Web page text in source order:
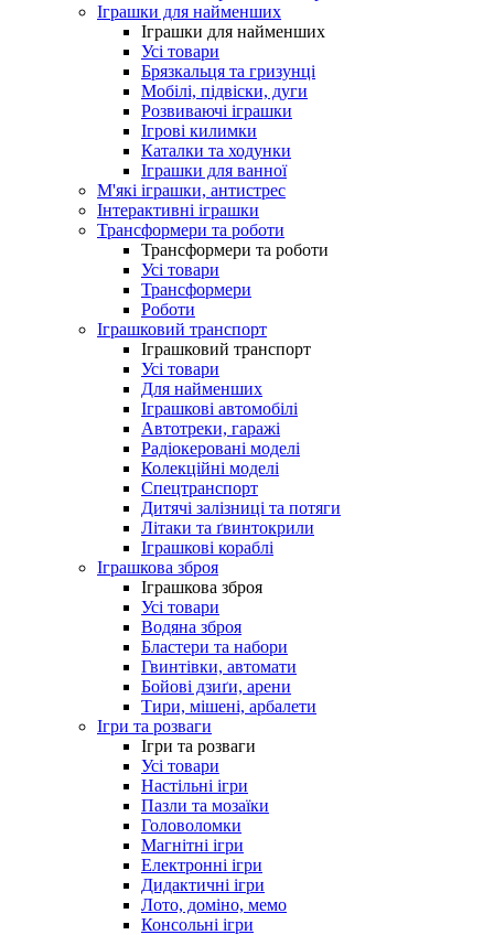
Іграшки для найменших
Іграшки для найменших
Усі товари
Брязкальця та гризунці
Мобілі, підвіски, дуги
Розвиваючі іграшки
Ігрові килимки
Каталки та ходунки
Іграшки для ванної
М'які іграшки, антистрес
Інтерактивні іграшки
Трансформери та роботи
Трансформери та роботи
Усі товари
Трансформери
Роботи
Іграшковий транспорт
Іграшковий транспорт
Усі товари
Для найменших
Іграшкові автомобілі
Автотреки, гаражі
Радіокеровані моделі
Колекційні моделі
Спецтранспорт
Дитячі залізниці та потяги
Літаки та ґвинтокрили
Іграшкові кораблі
Іграшкова зброя
Іграшкова зброя
Усі товари
Водяна зброя
Бластери та набори
Гвинтівки, автомати
Бойові дзиґи, арени
Тири, мішені, арбалети
Ігри та розваги
Ігри та розваги
Усі товари
Настільні ігри
Пазли та мозаїки
Головоломки
Магнітні ігри
Електронні ігри
Дидактичні ігри
Лото, доміно, мемо
Консольні ігри